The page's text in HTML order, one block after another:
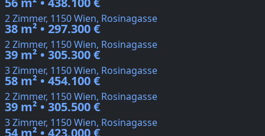
2 Zimmer, 1150 Wien, Rosinagasse
38 m² • 297.300 €
2 Zimmer, 1150 Wien, Rosinagasse
39 m² • 305.300 €
3 Zimmer, 1150 Wien, Rosinagasse
58 m² • 454.100 €
2 Zimmer, 1150 Wien, Rosinagasse
39 m² • 305.500 €
3 Zimmer, 1150 Wien, Rosinagasse